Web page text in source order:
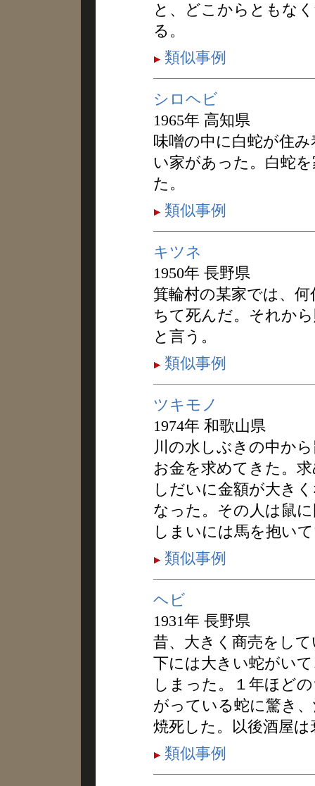
と、どこからともな
る。
類似事例
シロヘビ
1965年 高知県
味噌の中に白蛇が住
い家があった。白蛇
た。
類似事例
キツネ
1950年 長野県
箕輪村の某家では、
ちて死んだ。それか
と言う。
類似事例
ツキモノ
1974年 和歌山県
川の水しぶきの中か
お金を求めてきた。
しだいに金額が大き
なった。その人は鼠
しまいには馬を抱い
類似事例
ヘビ
1931年 長野県
昔、大きく商売をし
下には大きい蛇がい
しまった。１年ほど
がっている蛇に驚き
焼死した。以後酒屋は
類似事例